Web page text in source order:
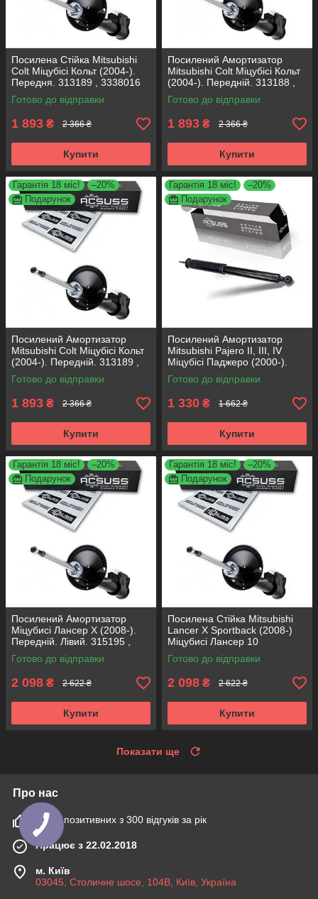
Посилена Стійка Mitsubishi
Colt Міцубісі Кольт (2004-).
Передня. 313189 , 3338016
KOREA Аксусс!
Готово до відправки
1 893 ₴ 2 366 ₴
Купити
Посилений Амортизатор
Mitsubishi Colt Міцубісі Кольт
(2004-). Передній. 313188 ,
3338017 KOREA Аксусс!
Готово до відправки
1 893 ₴ 2 366 ₴
Купити
Гарантія 18 міс!
–20%
Подарунок
Посилений Амортизатор
Mitsubishi Colt Міцубісі Кольт
(2004-). Передній. 313189 ,
3338016 KOREA Аксусс!
Готово до відправки
1 893 ₴ 2 366 ₴
Купити
Гарантія 18 міс!
–20%
Подарунок
Посилений Амортизатор
Mitsubishi Pajero II, III, IV
Міцубісі Паджеро (2000-).
Задній. 316323 , 344300
KOREA Аксусс!
Готово до відправки
1 330 ₴ 1 662 ₴
Купити
Гарантія 18 міс!
–20%
Подарунок
Посилений Амортизатор
Міцубисі Лансер Х (2008-).
Передній. Лівий. 315195 ,
339105 KOREA Аксусс!
Готово до відправки
2 098 ₴ 2 622 ₴
Купити
Гарантія 18 міс!
–20%
Подарунок
Посилена Стійка Mitsubishi
Lancer X Sportback (2008-)
Міцубисі Лансер 10
Спортбек. Передня. Ліва.
315195 , 339105 KOREA
Аксусс!
Готово до відправки
2 098 ₴ 2 622 ₴
Купити
Показати ще
Про нас
100% позитивних з 300 відгуків за рік
Працює з 22.02.2018
м. Київ
03045, Столичне шосе, 104B, Київ, Україна